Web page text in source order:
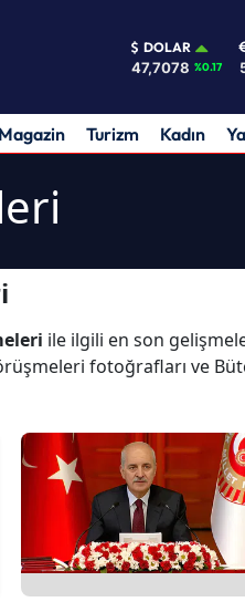
DOLAR
47,7078 %0.17
Magazin Turizm Kadın
ile ilgili en son
fotoğrafları ve